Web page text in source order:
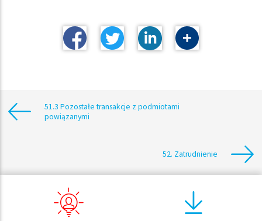
51.3 Pozostałe transakcje z podmiotami
powiązanymi
52. Zatrudnienie